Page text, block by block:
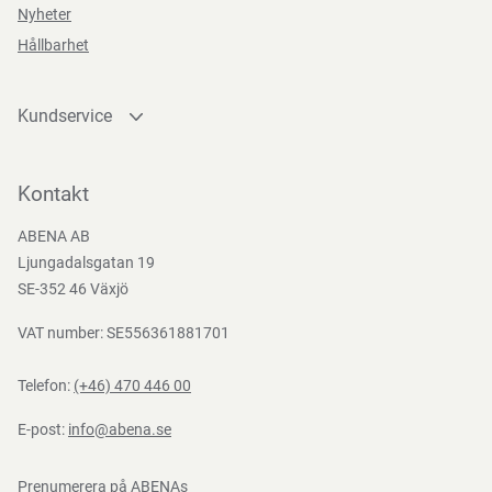
Supreme
EN
388:2016
Nyheter
Hållbarhet
Kundservice
Bli kund
Nedladdningar
Kontakt
ABENA AB
Ljungadalsgatan 19
SE-352 46 Växjö
VAT number: SE556361881701
Telefon: (+46) 470 446 00
E-post: info@abena.se
Prenumerera på ABENAs